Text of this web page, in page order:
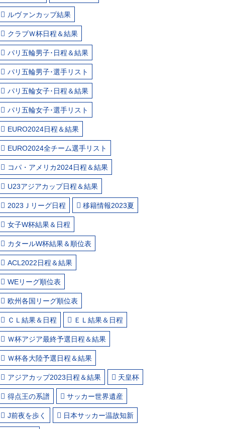
ルヴァンカップ結果
クラブＷ杯日程＆結果
パリ五輪男子･日程＆結果
パリ五輪男子･選手リスト
パリ五輪女子･日程＆結果
パリ五輪女子･選手リスト
EURO2024日程＆結果
EURO2024全チーム選手リスト
コパ・アメリカ2024日程＆結果
U23アジアカップ日程＆結果
2023Ｊリーグ日程 移籍情報2023夏
女子W杯結果＆日程
カタールW杯結果＆順位表
ACL2022日程＆結果
WEリーグ順位表
欧州各国リーグ順位表
ＣＬ結果＆日程 ＥＬ結果＆日程
Ｗ杯アジア最終予選日程＆結果
Ｗ杯各大陸予選日程＆結果
アジアカップ2023日程＆結果 天皇杯
得点王の系譜 サッカー世界遺産
J前夜を歩く 日本サッカー温故知新